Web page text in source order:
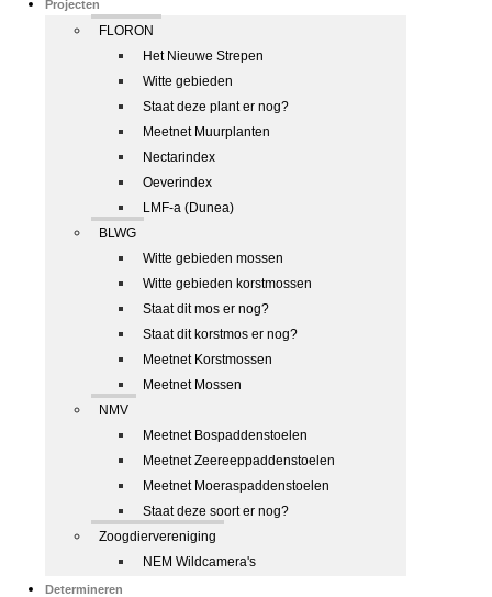
Projecten
FLORON
Het Nieuwe Strepen
Witte gebieden
Staat deze plant er nog?
Meetnet Muurplanten
Nectarindex
Oeverindex
LMF-a (Dunea)
BLWG
Witte gebieden mossen
Witte gebieden korstmossen
Staat dit mos er nog?
Staat dit korstmos er nog?
Meetnet Korstmossen
Meetnet Mossen
NMV
Meetnet Bospaddenstoelen
Meetnet Zeereeppaddenstoelen
Meetnet Moeraspaddenstoelen
Staat deze soort er nog?
Zoogdiervereniging
NEM Wildcamera's
Determineren